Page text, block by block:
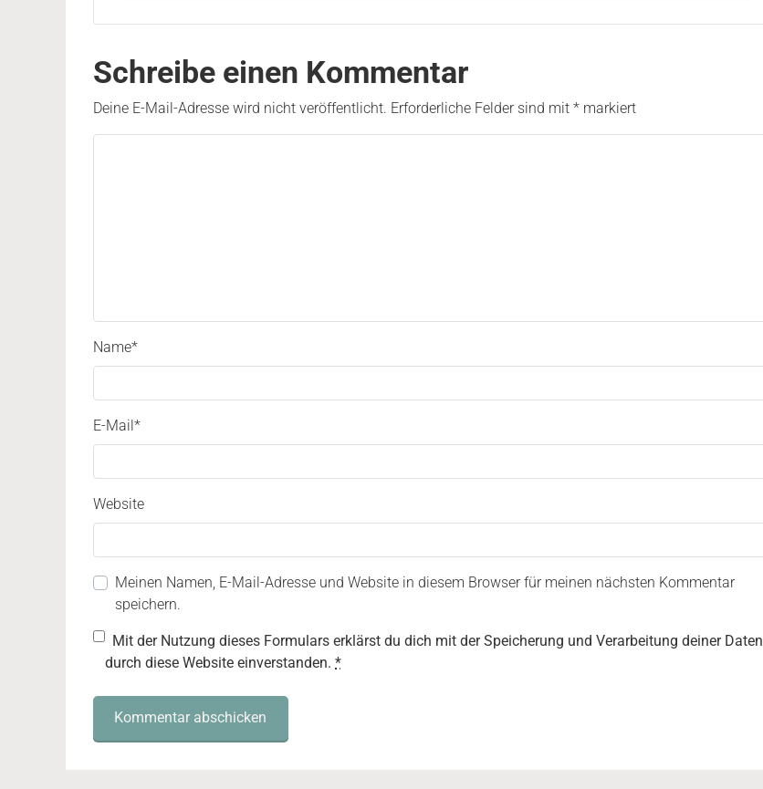
Schreibe einen Kommentar
Deine E-Mail-Adresse wird nicht veröffentlicht. Erforderliche Felder sind mit * markiert
Name*
E-Mail *
Website
Meinen Namen, E-Mail-Adresse und Website in diesem Browser für meinen nächsten Kommentar
speichern.
Mit der Nutzung dieses Formulars erklärst du dich mit der Speicherung und Verarbeitung deiner Daten
durch diese Website einverstanden. *